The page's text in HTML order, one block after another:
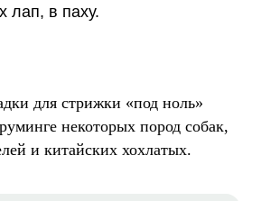
лап, в паху.
для стрижки «под ноль»
некоторых пород собак,
и китайских хохлатых.